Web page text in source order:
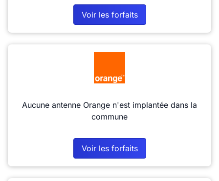
Voir les forfaits
Aucune antenne Orange n'est implantée dans la
commune
Voir les forfaits